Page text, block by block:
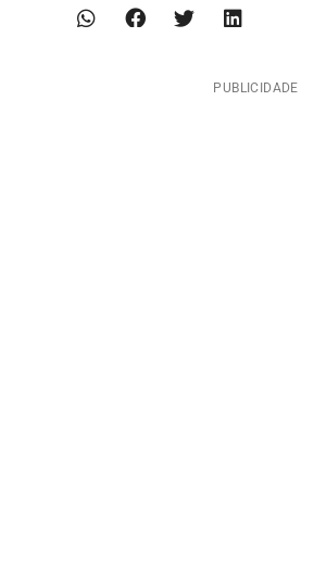
PUBLICIDADE